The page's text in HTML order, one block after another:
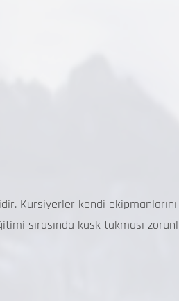
Kursiyerler kendi
sırasında kask takması